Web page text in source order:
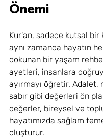
Önemi
Kur'an, sadece kutsal bir
aynı zamanda hayatın
dokunan bir yaşam
ayetleri, insanlara
ayırmayı öğretir. Adalet,
sabır gibi değerleri ön
değerler, bireysel ve
hayatımızda sağlam
oluşturur.